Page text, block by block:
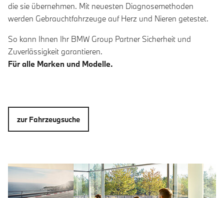
die sie übernehmen. Mit neuesten Diagnosemethoden
werden Gebrauchtfahrzeuge auf Herz und Nieren getestet.
So kann Ihnen Ihr BMW Group Partner Sicherheit und
Zuverlässigkeit garantieren.
Für alle Marken und Modelle.
zur Fahrzeugsuche